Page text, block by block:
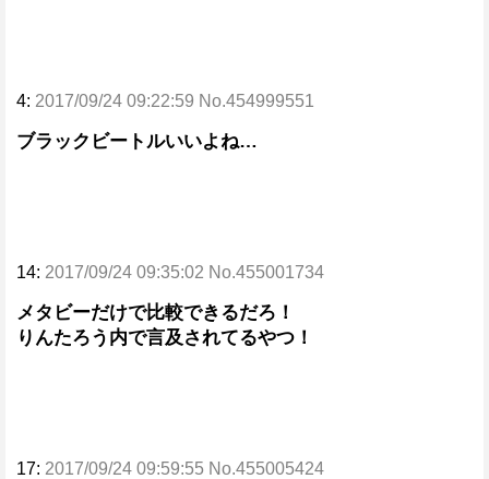
4: 2017/09/24 09:22:59 No.454999551
ブラックビートルいいよね…
14: 2017/09/24 09:35:02 No.455001734
メタビーだけで比較できるだろ！
りんたろう内で言及されてるやつ！
17: 2017/09/24 09:59:55 No.455005424